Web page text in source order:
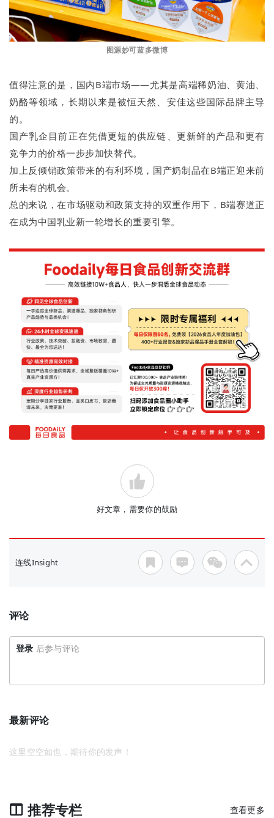
图源妙可蓝多微博
值得注意的是，国内B端市场——尤其是高端稀奶油、黄油、
奶酪等领域，长期以来是被恒天然、安佳这些国际品牌主导
的。
国产乳企目前正在凭借更短的供应链、更新鲜的产品和更有
竞争力的价格一步步加快替代。
加上反倾销政策带来的有利环境，国产奶制品在B端正迎来前
所未有的机会。
总的来说，在市场驱动和政策支持的双重作用下，B端赛道正
在成为中国乳业新一轮增长的重要引擎。
好文章，需要你的鼓励
连线Insight
评论
登录 后参与评论
最新评论
这里空空如也，期待你的发声！
推荐专栏 查看更多